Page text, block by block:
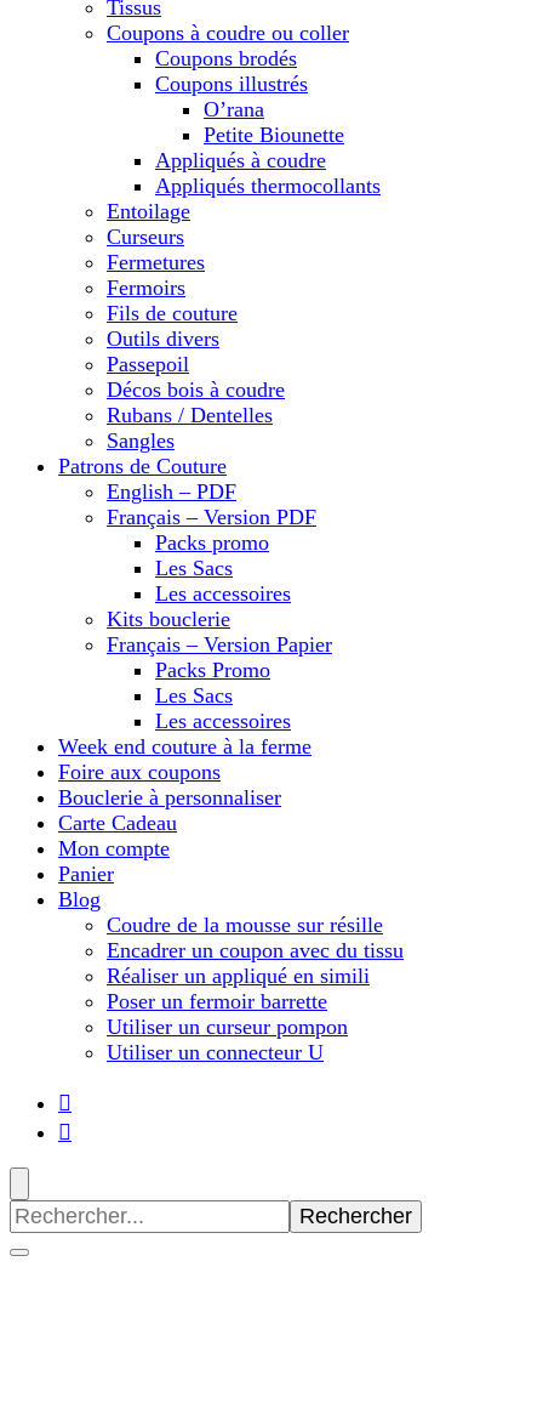
Tissus
Coupons à coudre ou coller
Coupons brodés
Coupons illustrés
O’rana
Petite Biounette
Appliqués à coudre
Appliqués thermocollants
Entoilage
Curseurs
Fermetures
Fermoirs
Fils de couture
Outils divers
Passepoil
Décos bois à coudre
Rubans / Dentelles
Sangles
Patrons de Couture
English – PDF
Français – Version PDF
Packs promo
Les Sacs
Les accessoires
Kits bouclerie
Français – Version Papier
Packs Promo
Les Sacs
Les accessoires
Week end couture à la ferme
Foire aux coupons
Bouclerie à personnaliser
Carte Cadeau
Mon compte
Panier
Blog
Coudre de la mousse sur résille
Encadrer un coupon avec du tissu
Réaliser un appliqué en simili
Poser un fermoir barrette
Utiliser un curseur pompon
Utiliser un connecteur U
Recherche
pour
: